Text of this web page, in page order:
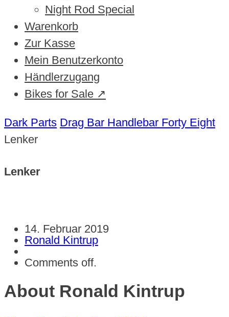
Night Rod Special
Warenkorb
Zur Kasse
Mein Benutzerkonto
Händlerzugang
Bikes for Sale ↗
Dark Parts Drag Bar Handlebar Forty Eight
Lenker
Lenker
14. Februar 2019
Ronald Kintrup
Comments off.
About Ronald Kintrup